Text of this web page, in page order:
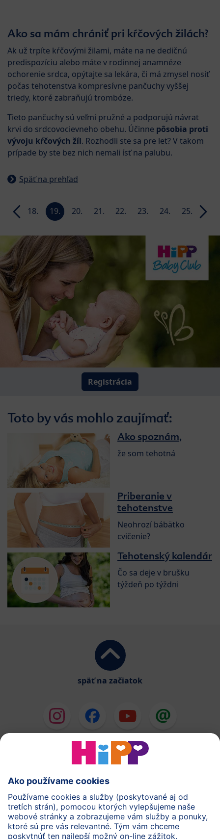
Ako sa mám chrániť pri kŕčových žilách?
Ak už trpíte kŕčovými žilami, máte na ne dedičnú
predispozíciu alebo máte v rodinnej anamnéze
ochorenie srdca, opýtajte sa lekára, či má zmysel nosiť
počas tehotenstva kompresívne pančuchy vyššej
triedy, ktoré zabraňujú trombóze.
Tieto pančuchy sú veľmi pružné a podporujú návrat
krvi do srdcovocievneho obehu. Účinne pôsobia proti
vývoju kŕčových žíl. Rozhodli ste sa pre let? V takom
prípade by ste bez nich nemali ísť na palubu.
Späť na prehľad
17.
18.
19.
20.
21.
22.
23.
24.
25.
26.
Registrácia
Toto by vás mohlo zaujímať:
Ako spoznám,
že som tehotná
Priberanie v
tehotenstve
Neohrozí bábätko
cvičenie?
Tehotenský kalendár
Čo sa deje v brušku
týždeň po týždni
späť na začiatok
HiPP Mlieka
HiPP Príkrmy
HiPP Tehotenstvo
Ochrana osobných údajov